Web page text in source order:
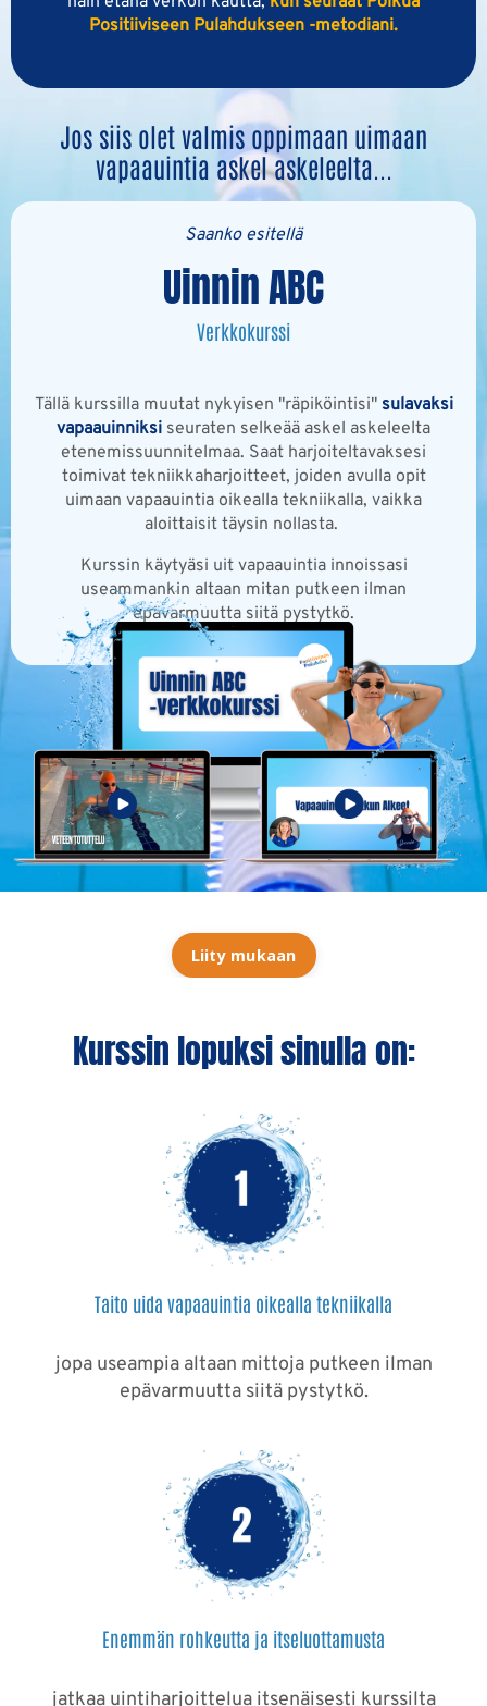
Positiiviseen Pulahdukseen -metodiani.
Jos siis olet valmis oppimaan uimaan
vapaauintia askel askeleelta...
Saanko esitellä
Uinnin ABC
Verkkokurssi
Tällä kurssilla muutat nykyisen "räpiköintisi" sulavaksi
vapaauinniksi seuraten selkeää askel askeleelta
etenemissuunnitelmaa. Saat harjoiteltavaksesi
toimivat tekniikkaharjoitteet, joiden avulla opit
uimaan vapaauintia oikealla tekniikalla, vaikka
aloittaisit täysin nollasta.
Kurssin käytyäsi uit vapaauintia innoissasi
useammankin altaan mitan putkeen ilman
epävarmuutta siitä pystytkö.
Liity mukaan
Kurssin lopuksi sinulla on:
Taito uida vapaauintia oikealla tekniikalla
jopa useampia altaan mittoja putkeen ilman
epävarmuutta siitä pystytkö.
Enemmän rohkeutta ja itseluottamusta
jatkaa uintiharjoittelua itsenäisesti kurssilta